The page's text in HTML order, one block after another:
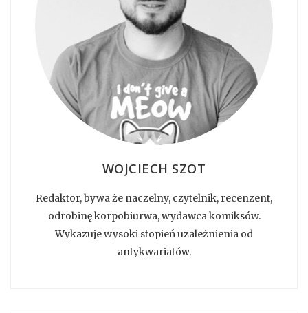
WOJCIECH SZOT
Redaktor, bywa że naczelny, czytelnik, recenzent,
odrobinę korpobiurwa, wydawca komiksów.
Wykazuje wysoki stopień uzależnienia od
antykwariatów.